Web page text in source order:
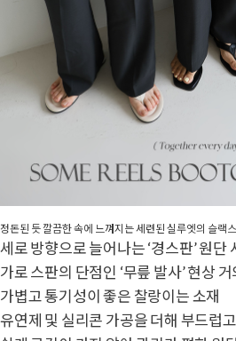
정돈된 듯 깔끔한 속에 느껴지는 세련된 실루엣의 슬랙스
세로 방향으로 늘어나는 ‘경스판’ 원단
가로 스판의 단점인 ‘무릎 발사’ 현상
가볍고 통기성이 좋은 찰랑이는 소재
유연제 및 실리콘 가공을 더해 부드럽